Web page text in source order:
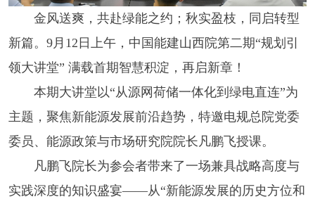
金风送爽，共赴绿能之约；秋实盈枝，同启转型
新篇。9月12日上午，中国能建山西院第二期“规划引
领大讲堂” 满载首期智慧积淀，再启新章！
本期大讲堂以“从源网荷储一体化到绿电直连”为
主题，聚焦新能源发展前沿趋势，特邀电规总院党委
委员、能源政策与市场研究院院长凡鹏飞授课。
凡鹏飞院长为参会者带来了一场兼具战略高度与
实践深度的知识盛宴——从“新能源发展的历史方位和